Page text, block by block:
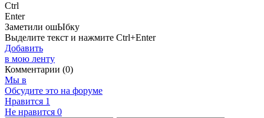
Ctrl
Enter
Заметили ошЫбку
Выделите текст и нажмите Ctrl+Enter
Добавить
в мою ленту
Комментарии (0)
Мы в
Обсудите это на форуме
Нравится 1
Не нравится 0